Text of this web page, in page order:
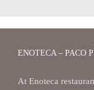
ENOTECA – PACO
At Enoteca